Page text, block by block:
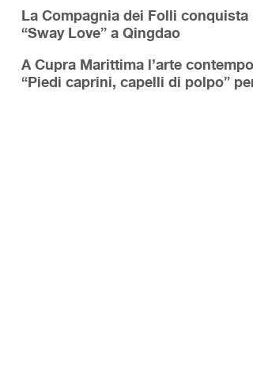
La Compagnia dei Folli
“Sway Love” a Qingdao
A Cupra Marittima l’arte
“Piedi caprini, capelli di polpo”